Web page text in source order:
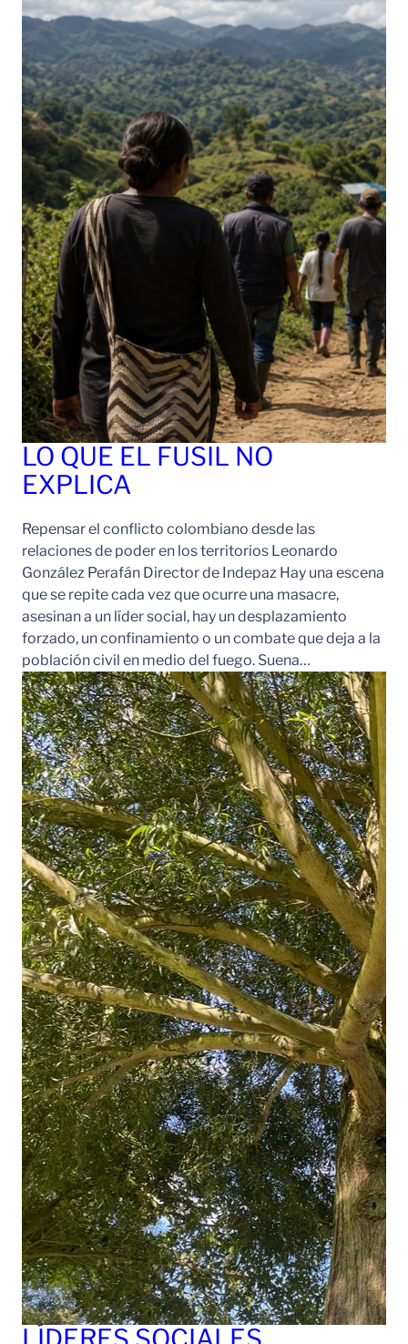
LO QUE EL FUSIL NO
EXPLICA
Repensar el conflicto colombiano desde las
relaciones de poder en los territorios Leonardo
González Perafán Director de Indepaz Hay una escena
que se repite cada vez que ocurre una masacre,
asesinan a un líder social, hay un desplazamiento
forzado, un confinamiento o un combate que deja a la
población civil en medio del fuego. Suena…